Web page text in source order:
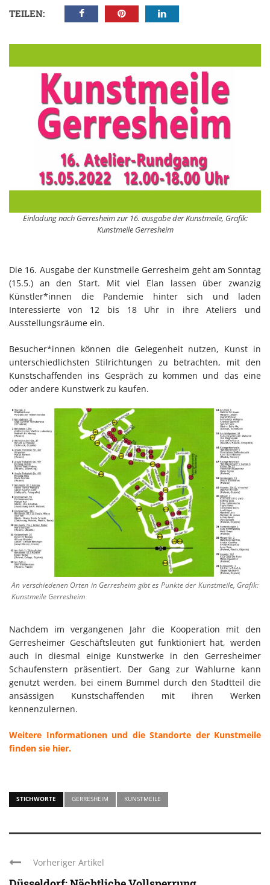
TEILEN:
Einladung nach Gerresheim zur 16. ausgabe der Kunstmeile, Grafik:
Kunstmeile Gerresheim
Die 16. Ausgabe der Kunstmeile Gerresheim geht am Sonntag
(15.5.) an den Start. Mit viel Elan lassen über zwanzig
Künstler*innen die Pandemie hinter sich und laden
Interessierte von 12 bis 18 Uhr in ihre Ateliers und
Ausstellungsräume ein.
Besucher*innen können die Gelegenheit nutzen, Kunst in
unterschiedlichsten Stilrichtungen zu betrachten, mit den
Kunstschaffenden ins Gespräch zu kommen und das eine
oder andere Kunstwerk zu kaufen.
An verschiedenen Orten in Gerresheim gibt es Punkte der Kunstmeile, Grafik:
Kunstmeile Gerresheim
Nachdem im vergangenen Jahr die Kooperation mit den
Gerresheimer Geschäftsleuten gut funktioniert hat, werden
auch in diesmal einige Kunstwerke in den Gerresheimer
Schaufenstern präsentiert. Der Gang zur Wahlurne kann
genutzt werden, bei einem Bummel durch den Stadtteil die
ansässigen Kunstschaffenden mit ihren Werken
kennenzulernen.
Weitere Informationen und die Standorte der Kunstmeile
finden sie hier.
STICHWORTE GERRESHEIM KUNSTMEILE
Vorheriger Artikel